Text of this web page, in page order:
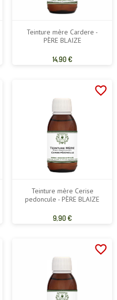
Teinture mère Cardere -
PÈRE BLAIZE
Prix
14,90 €
favorite_border
Teinture mère Cerise
pedoncule - PÈRE BLAIZE
Prix
9,90 €
favorite_border